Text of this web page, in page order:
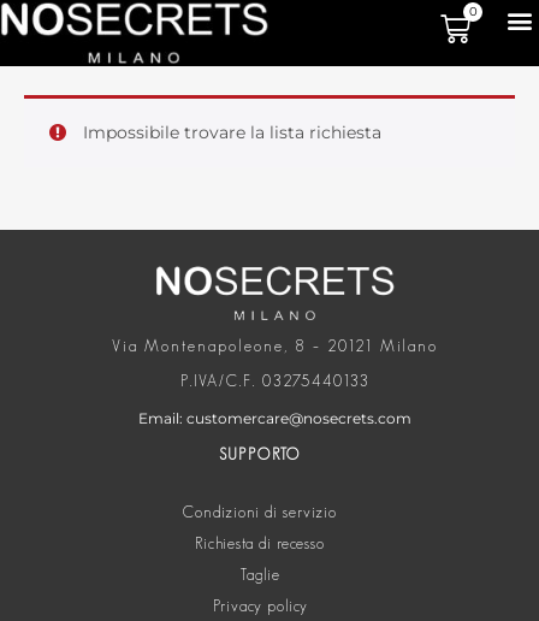
0
Impossibile trovare la lista richiesta
Via Montenapoleone, 8 – 20121 Milano
P.IVA/C.F. 03275440133
Email: customercare@nosecrets.com
SUPPORTO
Condizioni di servizio
Richiesta di recesso
Taglie
Privacy policy